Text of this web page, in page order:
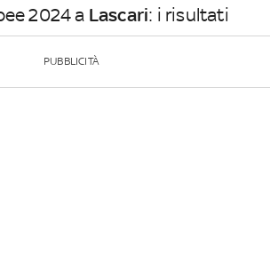
2024 a Lascari: i risultati
PUBBLICITÀ